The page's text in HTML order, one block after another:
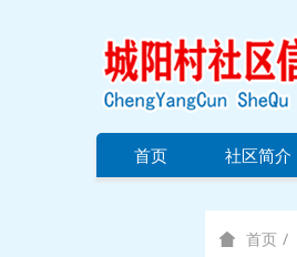
首页 社区简介
首页